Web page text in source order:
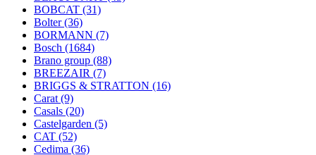
BOBCAT (31)
Bolter(36)
BORMANN (7)
Bosch (1684)
Brano group (88)
BREEZAIR (7)
BRIGGS & STRATTON (16)
Carat (9)
Casals (20)
Castelgarden (5)
CAT (52)
Cedima (36)